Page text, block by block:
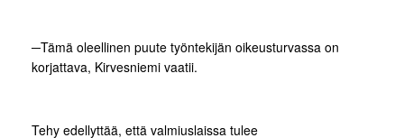
─Tämä oleellinen puute työntekijän oikeusturvassa on
korjattava, Kirvesniemi vaatii.
Tehy edellyttää, että valmiuslaissa tulee